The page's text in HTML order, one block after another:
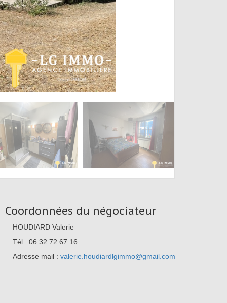
Coordonnées du négociateur
HOUDIARD Valerie
Tél : 06 32 72 67 16
Adresse mail : valerie.houdiardlgimmo@gmail.com